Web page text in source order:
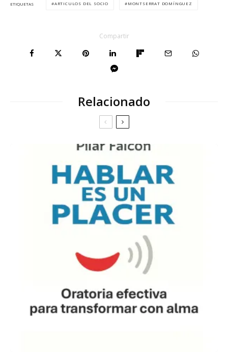
ETIQUETAS ARTICULOS DEL SOCIO MONTSERRAT DOMÍNGUEZ
Compartir
Relacionado